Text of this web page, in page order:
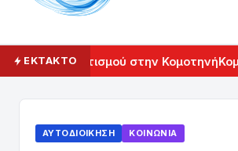
ΕΚΤΑΚΤΟ
Πολιτισμού στην Κομοτηνή
ΑΥΤΟΔΙΟΊΚΗΣΗ ΚΟΙΝΩΝΊΑ